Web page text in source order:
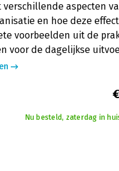
aspecten
en hoe deze
voorbeelden uit de
voor de dagelijkse
Nu besteld, zaterdag in